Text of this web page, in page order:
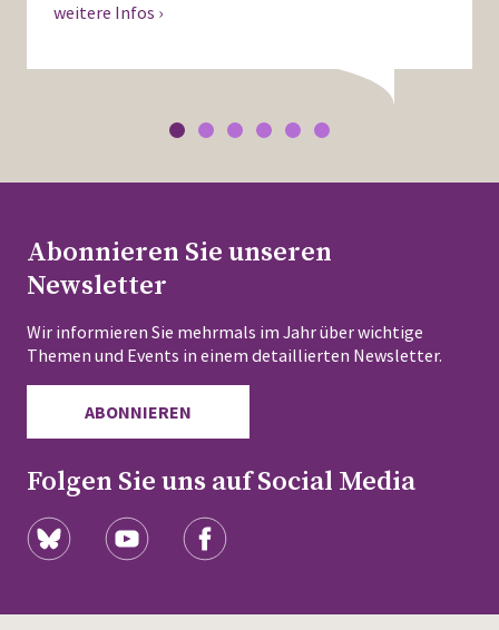
weitere Infos ›
Abonnieren Sie unseren
Newsletter
Wir informieren Sie mehrmals im Jahr über wichtige
Themen und Events in einem detaillierten Newsletter.
ABONNIEREN
Folgen Sie uns auf Social Media